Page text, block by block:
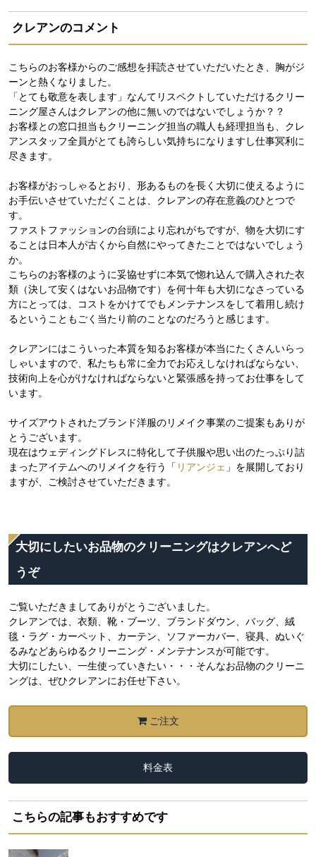
クレアンのコメント
こちらのお客様からのご感想を拝読させていただいたとき、胸がジ
ーンと熱くなりました。
「とても敬意を表します」なんてリスペクトしていただけるクリー
ニング屋さんはクレアンの他に無いのではないでしょうか？？
お客様との窓口担当もクリーニング担当の職人も経理担当も、クレ
アンスタッフ全員がとても誇らしい気持ちになりますし仕事冥利に
尽きます。
お客様がおっしゃるとおり、形あるものを長く大切に使えるように
お手伝いさせていただくことは、クレアンの存在意義のひとつで
す。
ファストファッションの台頭により忘れがちですが、物を大切にす
ることは日本人が古くから自然にやってきたことではないでしょう
か。
こちらのお客様のように妥協せずに本気で惚れ込んで購入された衣
類（決して安くはないお品物です）を何十年も大切になさっている
方にとっては、コストをかけてでもメンテナンスをして着用し続け
るということもごく当たり前のことなのだろうと感じます。
クレアンにはこういった本質を知るお客様が本当にたくさんいらっ
しゃいますので、私たちも常に全力でお応えしなければならない、
技術向上を心がけなければならないと緊張感を持ってお仕事をして
います。
サイズアウトされたブランド洋服のリメイク事業のご提案もありが
とうございます。
現在はウェディングドレスに特化して子供服や思い出のたっぷり詰
まったアイテムへのリメイクを行う「 リアンジェ 」を展開しており
ますが、ご検討させていただきます。
大切にしたいお品物のクリーニングはクレアンへど
うぞ
ご覧いただきましてありがとうございました。
クレアンでは、衣類、靴・ブーツ、ブランドダウン、バッグ、絨
毯・ラグ・カーペット、カーテン、ソファーカバー、寝具、ぬいぐ
るみなどあらゆるクリーニング・メンテナンスが可能です。
大切にしたい、一生使っていきたい・・・そんなお品物のクリーニ
ングは、ぜひクレアンにお任せ下さい。
ご注文
料金表
こちらの記事もおすすめです